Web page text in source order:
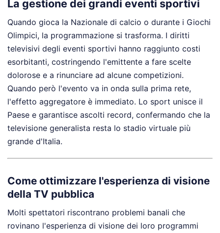
La gestione dei grandi eventi sportivi
Quando gioca la Nazionale di calcio o durante i Giochi
Olimpici, la programmazione si trasforma. I diritti
televisivi degli eventi sportivi hanno raggiunto costi
esorbitanti, costringendo l'emittente a fare scelte
dolorose e a rinunciare ad alcune competizioni.
Quando però l'evento va in onda sulla prima rete,
l'effetto aggregatore è immediato. Lo sport unisce il
Paese e garantisce ascolti record, confermando che la
televisione generalista resta lo stadio virtuale più
grande d'Italia.
Come ottimizzare l'esperienza di visione
della TV pubblica
Molti spettatori riscontrano problemi banali che
rovinano l'esperienza di visione dei loro programmi